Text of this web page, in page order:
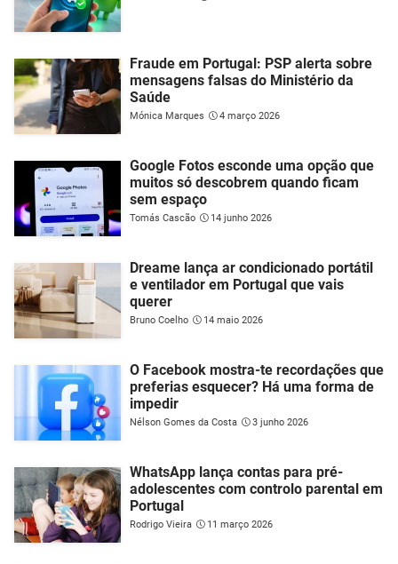
Fraude em Portugal: PSP alerta sobre
mensagens falsas do Ministério da
Saúde
Mónica Marques 4 março 2026
Google Fotos esconde uma opção que
muitos só descobrem quando ficam
sem espaço
Tomás Cascão 14 junho 2026
Dreame lança ar condicionado portátil
e ventilador em Portugal que vais
querer
Bruno Coelho 14 maio 2026
O Facebook mostra-te recordações que
preferias esquecer? Há uma forma de
impedir
Nélson Gomes da Costa 3 junho 2026
WhatsApp lança contas para pré-
adolescentes com controlo parental em
Portugal
Rodrigo Vieira 11 março 2026